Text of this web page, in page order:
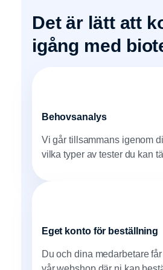
Det är lätt att
igång med
Behovsanalys
Vi går tillsammans igenom
vilka typer av tester du kan
Eget konto för beställning
Du och dina medarbetare får